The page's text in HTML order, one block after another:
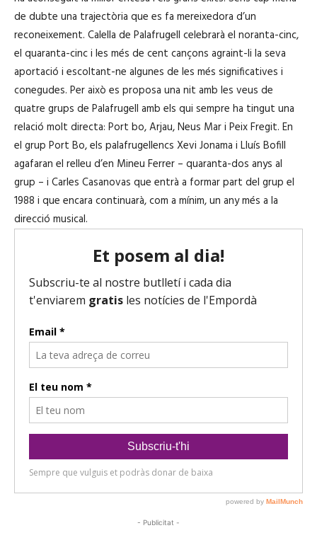
de dubte una trajectòria que es fa mereixedora d’un
reconeixement. Calella de Palafrugell celebrarà el noranta-cinc,
el quaranta-cinc i les més de cent cançons agraint-li la seva
aportació i escoltant-ne algunes de les més significatives i
conegudes. Per això es proposa una nit amb les veus de
quatre grups de Palafrugell amb els qui sempre ha tingut una
relació molt directa: Port bo, Arjau, Neus Mar i Peix Fregit. En
el grup Port Bo, els palafrugellencs Xevi Jonama i Lluís Bofill
agafaran el relleu d’en Mineu Ferrer – quaranta-dos anys al
grup – i Carles Casanovas que entrà a formar part del grup el
1988 i que encara continuarà, com a mínim, un any més a la
direcció musical.
- Publicitat -